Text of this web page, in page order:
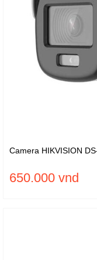
Camera HIKVISION
650.000 vnd